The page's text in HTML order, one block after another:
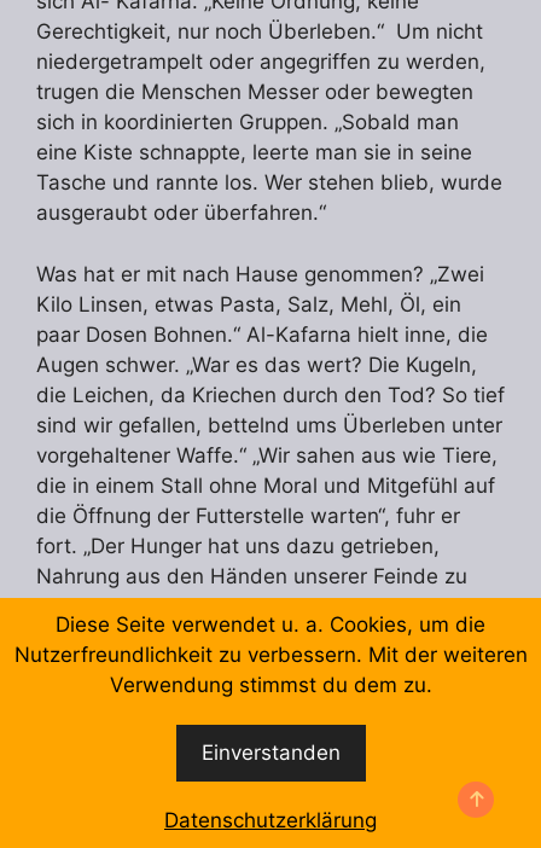
Gerechtigkeit, nur noch Überleben.“ Um nicht
niedergetrampelt oder angegriffen zu werden,
trugen die Menschen Messer oder bewegten
sich in koordinierten Gruppen. „Sobald man
eine Kiste schnappte, leerte man sie in seine
Tasche und rannte los. Wer stehen blieb, wurde
ausgeraubt oder überfahren.“
Was hat er mit nach Hause genommen? „Zwei
Kilo Linsen, etwas Pasta, Salz, Mehl, Öl, ein
paar Dosen Bohnen.“ Al-Kafarna hielt inne, die
Augen schwer. „War es das wert? Die Kugeln,
die Leichen, da Kriechen durch den Tod? So tief
sind wir gefallen, bettelnd ums Überleben unter
vorgehaltener Waffe.“ „Wir sahen aus wie Tiere,
die in einem Stall ohne Moral und Mitgefühl auf
die Öffnung der Futterstelle warten“, fuhr er
fort. „Der Hunger hat uns dazu getrieben,
Nahrung aus den Händen unserer Feinde zu
suchen – Nahrung, die in Demütigung und
Schande gehüllt ist – nachdem wir einst in
Würde gelebt hatten.“
Als Reaktion auf diesen Artikel erklärte ein
Sprecher der israelischen Armee: „Die
israelischen Streitkräfte erlauben den
amerikanischen Zivilorganisationen (GHF), bei
Diese Seite verwendet u. a. Cookies, um die
Nutzerfreundlichkeit zu verbessern. Mit der weiteren
Verwendung stimmst du dem zu.
Einverstanden
Datenschutzerklärung